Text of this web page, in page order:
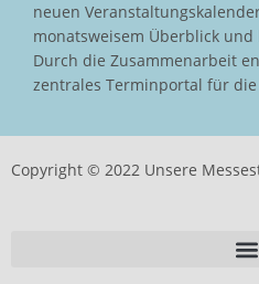
neuen
monatsweisem Überblick
Durch die Zusammenarbeit
zentrales Terminportal für die
Copyright © 2022 Unsere